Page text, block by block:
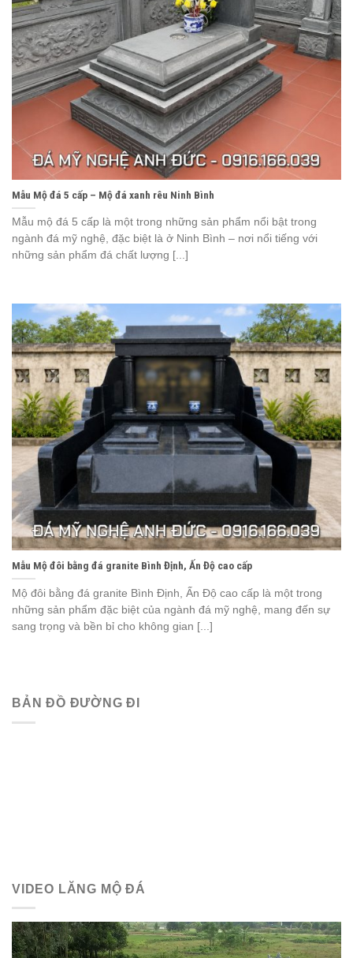
Mẫu Mộ đá 5 cấp – Mộ đá xanh rêu Ninh Bình
Mẫu mộ đá 5 cấp là một trong những sản phẩm nổi bật trong
ngành đá mỹ nghệ, đặc biệt là ở Ninh Bình – nơi nổi tiếng với
những sản phẩm đá chất lượng [...]
Mẫu Mộ đôi bằng đá granite Bình Định, Ấn Độ cao cấp
Mộ đôi bằng đá granite Bình Định, Ấn Độ cao cấp là một trong
những sản phẩm đặc biệt của ngành đá mỹ nghệ, mang đến sự
sang trọng và bền bỉ cho không gian [...]
BẢN ĐỒ ĐƯỜNG ĐI
VIDEO LĂNG MỘ ĐÁ